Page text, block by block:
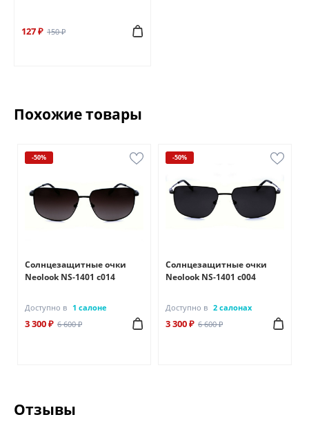
127 ₽ 150 ₽
Похожие товары
-50%
Солнцезащитные очки
Neolook NS-1401 с014
Доступно в 1 салоне
3 300 ₽ 6 600 ₽
-50%
Солнцезащитные очки
Neolook NS-1401 с004
Доступно в 2 салонах
3 300 ₽ 6 600 ₽
Отзывы